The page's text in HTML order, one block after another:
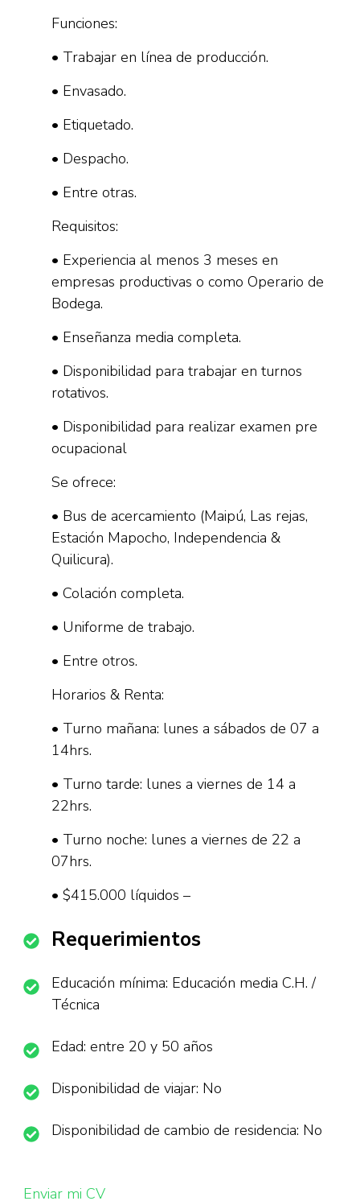
Funciones:
• Trabajar en línea de producción.
• Envasado.
• Etiquetado.
• Despacho.
• Entre otras.
Requisitos:
• Experiencia al menos 3 meses en
empresas productivas o como Operario de
Bodega.
• Enseñanza media completa.
• Disponibilidad para trabajar en turnos
rotativos.
• Disponibilidad para realizar examen pre
ocupacional
Se ofrece:
• Bus de acercamiento (Maipú, Las rejas,
Estación Mapocho, Independencia &
Quilicura).
• Colación completa.
• Uniforme de trabajo.
• Entre otros.
Horarios & Renta:
• Turno mañana: lunes a sábados de 07 a
14hrs.
• Turno tarde: lunes a viernes de 14 a
22hrs.
• Turno noche: lunes a viernes de 22 a
07hrs.
• $415.000 líquidos –
Requerimientos
Educación mínima: Educación media C.H. /
Técnica
Edad: entre 20 y 50 años
Disponibilidad de viajar: No
Disponibilidad de cambio de residencia: No
Enviar mi CV